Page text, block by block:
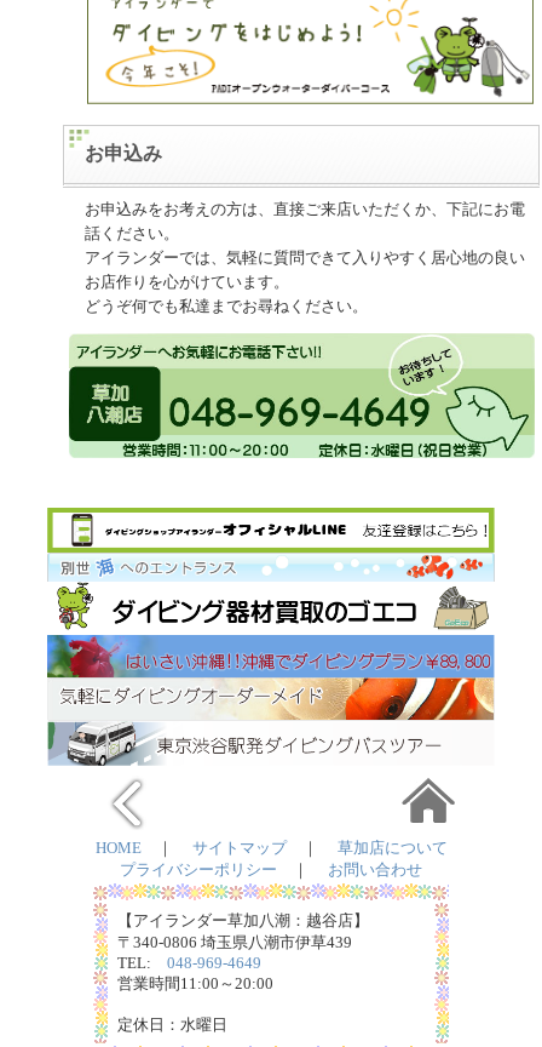
お申込み
お申込みをお考えの方は、直接ご来店いただくか、下記にお電
話ください。
アイランダーでは、気軽に質問できて入りやすく居心地の良い
お店作りを心がけています。
どうぞ何でも私達までお尋ねください。
HOME｜ サイトマップ｜ 草加店について
プライバシーポリシー ｜ お問い合わせ
【アイランダー草加八潮：越谷店】
〒340-0806 埼玉県八潮市伊草439
TEL: 048-969-4649
営業時間11:00～20:00
定休日：水曜日